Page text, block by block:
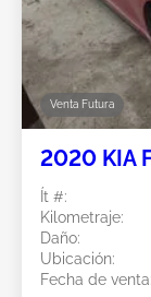
Venta Futura
2020 KIA
Ít #:
Kilometraje:
Daño:
Ubicación:
Fecha de venta: